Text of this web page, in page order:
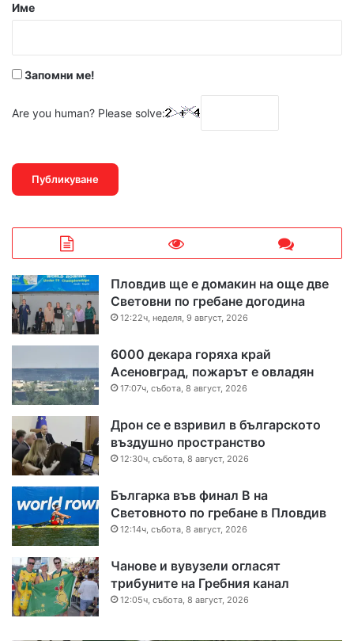
Име
Запомни ме!
Are you human? Please solve:
Пловдив ще е домакин на още две
Световни по гребане догодина
12:22ч, неделя, 9 август, 2026
6000 декара горяха край
Асеновград, пожарът е овладян
17:07ч, събота, 8 август, 2026
Дрон се е взривил в българското
въздушно пространство
12:30ч, събота, 8 август, 2026
Българка във финал B на
Световното по гребане в Пловдив
12:14ч, събота, 8 август, 2026
Чанове и вувузели огласят
трибуните на Гребния канал
12:05ч, събота, 8 август, 2026